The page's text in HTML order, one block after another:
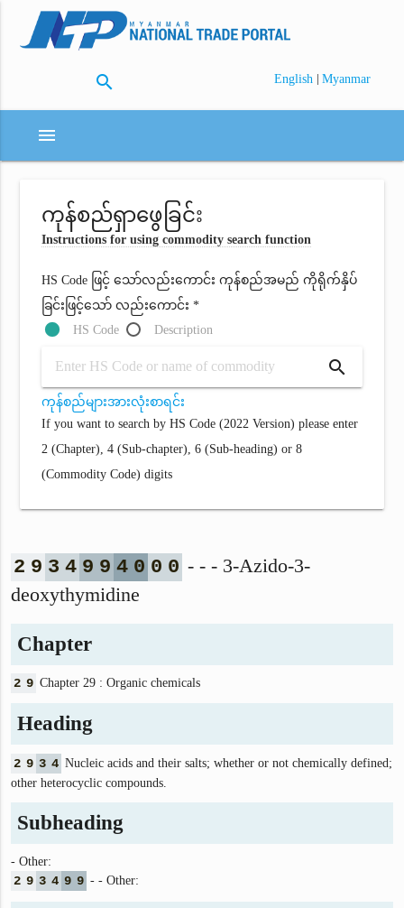
search English | Myanmar
menu
ကုန်စည်ရှာဖွေခြင်း
Instructions for using commodity search function
HS Code ဖြင့် သော်လည်းကောင်း ကုန်စည်အမည် ကိုရိုက်နှိပ်
ခြင်းဖြင့်သော် လည်းကောင်း *
HS Code
Description
search
ကုန်စည်များအားလုံးစာရင်း
If you want to search by HS Code (2022 Version) please enter
2 (Chapter), 4 (Sub-chapter), 6 (Sub-heading) or 8
(Commodity Code) digits
2 9 3 4 9 9 4 0 0 0 - - - 3-Azido-3-
deoxythymidine
Chapter
2 9 Chapter 29 : Organic chemicals
Heading
2 9 3 4 Nucleic acids and their salts; whether or not chemically defined;
other heterocyclic compounds.
Subheading
- Other:
2 9 3 4 9 9 - - Other: